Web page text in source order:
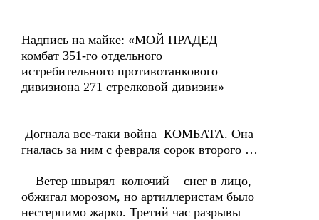
Надпись на майке: «МОЙ ПРАДЕД –
комбат 351-го отдельного
истребительного противотанкового
дивизиона 271 стрелковой дивизии»
Догнала все-таки война КОМБАТА. Она
гналась за ним с февраля сорок второго …
Ветер швырял колючий снег в лицо,
обжигал морозом, но артиллеристам было
нестерпимо жарко. Третий час разрывы